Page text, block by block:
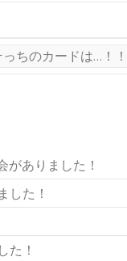
っちのカードは…！
ありました！
した！
た！